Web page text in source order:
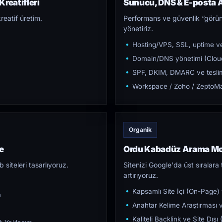
Kreatifleri
üretim.
Sunucu, DNS & E-posta
Performans ve güvenlik
yönetiriz.
Hosting/VPS, SSL, uptime
Domain/DNS yönetimi
SPF, DKIM, DMARC ve
Workspace / Zoho /
siteleri tasarlıyoruz.
Organik
Ordu Kabadüz Arama
Sitenizi Google'da üst sıralara
artırıyoruz.
Kapsamlı Site İçi (On-Page)
Anahtar Kelime
Kaliteli Backlink ve Site Dışı